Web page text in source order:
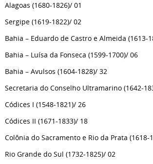
Alagoas (1680-1826)/ 01
Sergipe (1619-1822)/ 02
Bahia – Eduardo de Castro e Almeida (1613-
Bahia – Luísa da Fonseca (1599-1700)/ 06
Bahia – Avulsos (1604-1828)/ 32
Secretaria do Conselho Ultramarino (1642-
Códices I (1548-1821)/ 26
Códices II (1671-1833)/ 18
Colônia do Sacramento e Rio da Prata (1618-
Rio Grande do Sul (1732-1825)/ 02